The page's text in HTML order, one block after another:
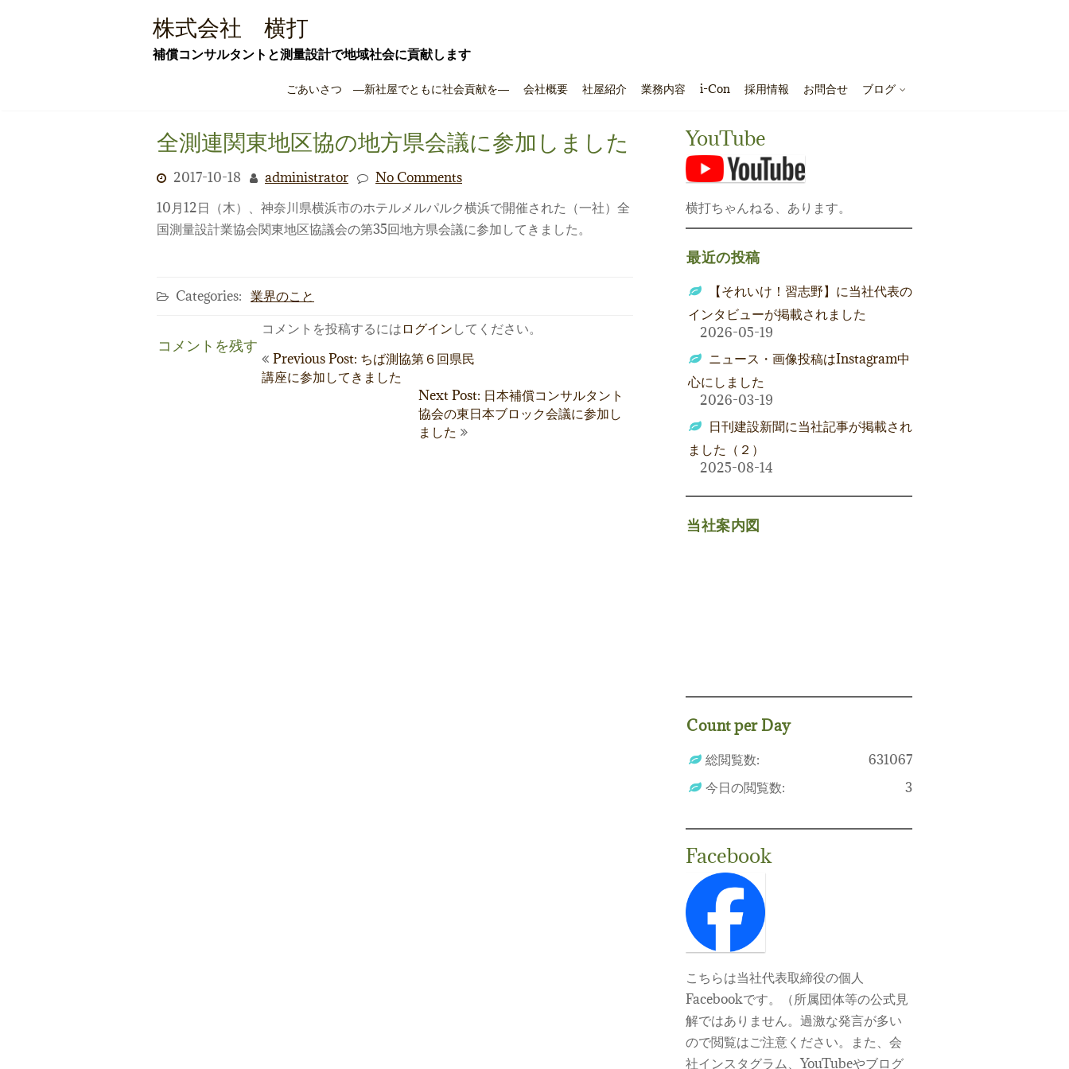
株式会社 横打
補償コンサルタントと測量設計で地域社会に貢献します
ごあいさつ ―新社屋でともに社会貢献を― 会社概要 社屋紹介 業務内容 i-Con 採用情報 お問合せ ブログ
全測連関東地区協の地方県会議に参加しました
2017-10-18 administrator
No Comments
10月12日（木）、神奈川県横浜市のホテルメルパルク横浜で開催された（一社）全
国測量設計業協会関東地区協議会の第35回地方県会議に参加してきました。
Categories: 業界のこと
コメントを残す
コメントを投稿するにはログインしてください。
投
Previous Post: ちば測協第６回県民
講座に参加してきました
Next Post: 日本補償コンサルタント
協会の東日本ブロック会議に参加し
ました
YouTube
横打ちゃんねる、あります。
最近の投稿
【それいけ！習志野】に当社代表の
インタビューが掲載されました
2026-05-19
ニュース・画像投稿はInstagram中
心にしました
2026-03-19
日刊建設新聞に当社記事が掲載され
ました（２）
2025-08-14
当社案内図
Count per Day
631067
総閲覧数:
3
今日の閲覧数:
Facebook
こちらは当社代表取締役の個人
Facebookです。（所属団体等の公式見
解ではありません。過激な発言が多い
ので閲覧はご注意ください。また、会
社インスタグラム、YouTubeやブログ